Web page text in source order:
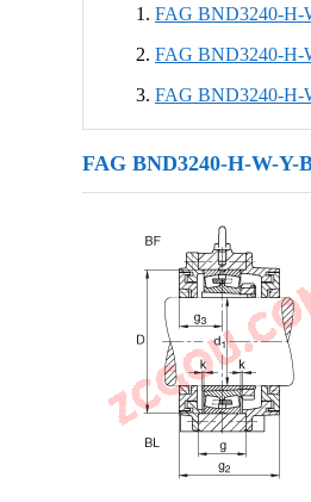
FAG BND3240-H-
FAG BND3240-
FAG BND3240-
FAG BND3240-H-W-Y-